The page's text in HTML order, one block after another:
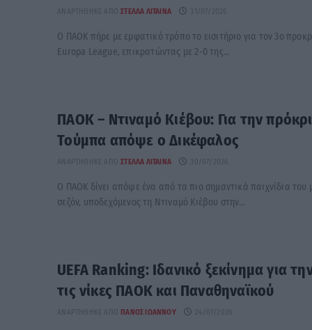
ΑΝΑΡΤΉΘΗΚΕ ΑΠΌ ΣΤΈΛΛΑ ΛΊΤΑΙΝΑ 31/07/2026
Ο ΠΑΟΚ πήρε με εμφατικό τρόπο το εισιτήριο για τον 3ο
Europa League, επικρατώντας με 2-0 της...
ΠΑΟΚ – Ντιναμό Κιέβου: Για την
Τούμπα απόψε ο Δικέφαλος
ΑΝΑΡΤΉΘΗΚΕ ΑΠΌ ΣΤΈΛΛΑ ΛΊΤΑΙΝΑ 30/07/2026
Ο ΠΑΟΚ δίνει απόψε ένα από τα πιο σημαντικά παιχνίδια του
σεζόν, υποδεχόμενος τη Ντιναμό Κιέβου στην...
UEFA Ranking: Ιδανικό ξεκίνημα για
τις νίκες ΠΑΟΚ και Παναθηναϊκού
ΑΝΑΡΤΉΘΗΚΕ ΑΠΌ ΠΆΝΟΣ ΙΩΆΝΝΟΥ 24/07/2026